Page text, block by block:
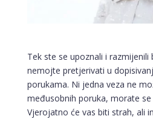
Tek ste se upoznali i
nemojte pretjerivati u
porukama. Ni jedna veza ne
međusobnih poruka, morate se
Vjerojatno će vas biti strah, ali